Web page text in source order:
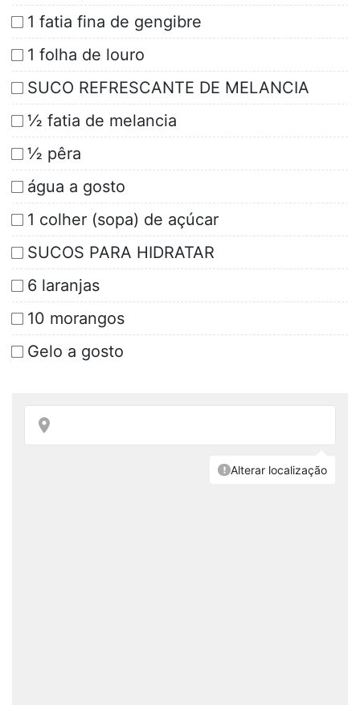
1 fatia fina de gengibre
1 folha de louro
SUCO REFRESCANTE DE MELANCIA
½ fatia de melancia
½ pêra
água a gosto
1 colher (sopa) de açúcar
SUCOS PARA HIDRATAR
6 laranjas
10 morangos
Gelo a gosto